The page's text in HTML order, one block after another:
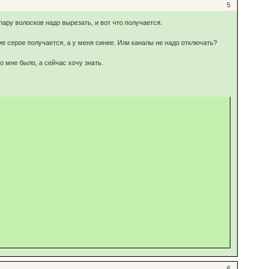
5
волосков надо вырезать, и вот что получается.
серое получается, а у меня синее. Или каналы не надо отключать?
мне было, а сейчас хочу знать.